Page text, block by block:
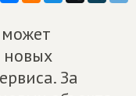
новых
За